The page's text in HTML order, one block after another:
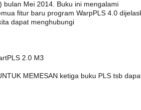
bulan Mei 2014. Buku ini mengalami
fitur baru program WarpPLS 4.0
dapat menghubungi
2.0 M3
MEMESAN ketiga buku PLS tsb